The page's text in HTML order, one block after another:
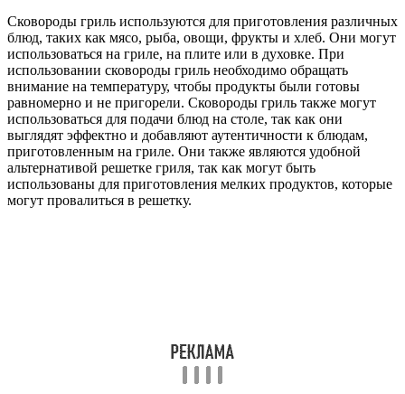
Сковороды гриль используются для приготовления различных
блюд, таких как мясо, рыба, овощи, фрукты и хлеб. Они могут
использоваться на гриле, на плите или в духовке. При
использовании сковороды гриль необходимо обращать
внимание на температуру, чтобы продукты были готовы
равномерно и не пригорели. Сковороды гриль также могут
использоваться для подачи блюд на столе, так как они
выглядят эффектно и добавляют аутентичности к блюдам,
приготовленным на гриле. Они также являются удобной
альтернативой решетке гриля, так как могут быть
использованы для приготовления мелких продуктов, которые
могут провалиться в решетку.